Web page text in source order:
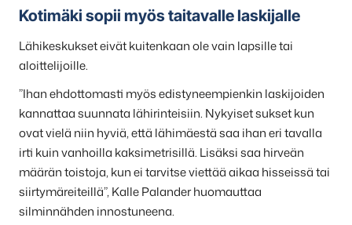
Kotimäki sopii myös taitavalle laskijalle
Lähikeskukset eivät kuitenkaan ole vain lapsille tai
aloittelijoille.
”Ihan ehdottomasti myös edistyneempienkin laskijoiden
kannattaa suunnata lähirinteisiin. Nykyiset sukset kun
ovat vielä niin hyviä, että lähimäestä saa ihan eri tavalla
irti kuin vanhoilla kaksimetrisillä. Lisäksi saa hirveän
määrän toistoja, kun ei tarvitse viettää aikaa hisseissä tai
siirtymäreiteillä”, Kalle Palander huomauttaa
silminnähden innostuneena.